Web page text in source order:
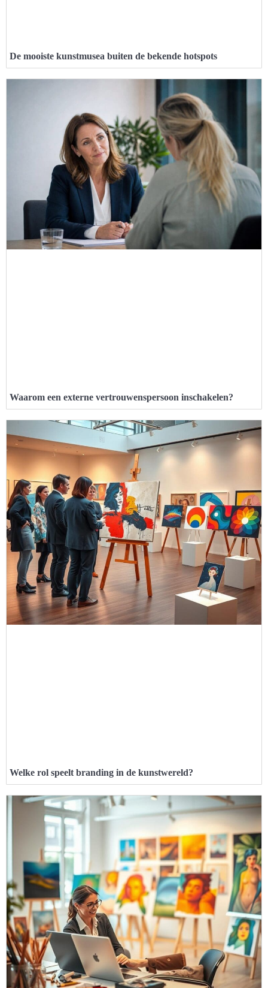
De mooiste kunstmusea buiten de bekende hotspots
Waarom een externe vertrouwenspersoon inschakelen?
Welke rol speelt branding in de kunstwereld?